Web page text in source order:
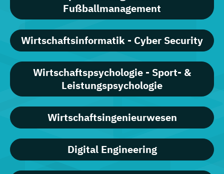
Fußballmanagement
Wirtschaftsinformatik - Cyber Security
Wirtschaftspsychologie - Sport- &
Leistungspsychologie
Wirtschaftsingenieurwesen
Digital Engineering